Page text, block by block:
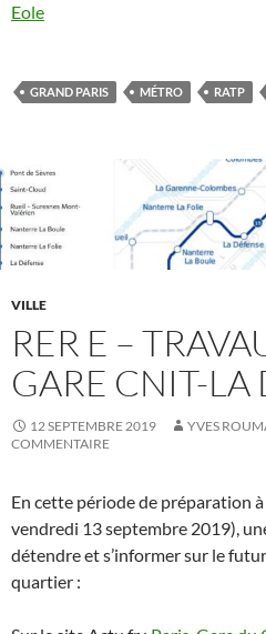
Eole
GRAND PARIS MÉTRO RATP
VILLE
RER E –
GARE CNIT-LA
12 SEPTEMBRE 2019 YVES
COMMENTAIRE
En cette période de préparation à
vendredi 13 septembre 2019),
détendre et s’informer sur le
quartier :